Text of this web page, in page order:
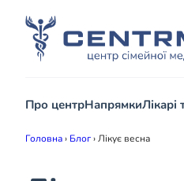
Про центрНапрямкиЛікарі
Головна› Блог›Лікує весна